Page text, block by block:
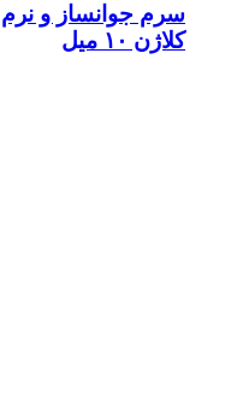
سرم جوانساز و نرم
کلاژن ۱۰ میل